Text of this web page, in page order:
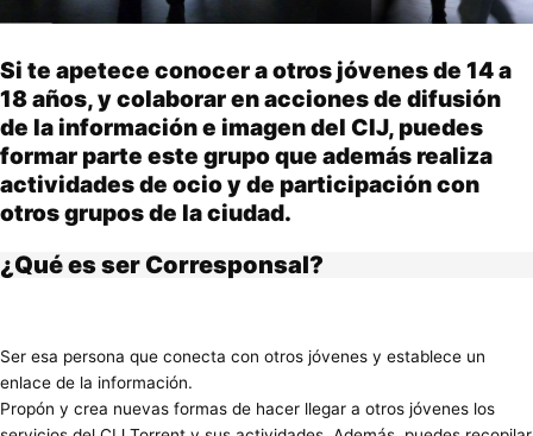
Si te apetece conocer a otros jóvenes de 14 a
18 años, y colaborar en acciones de difusión
de la información e imagen del CIJ, puedes
formar parte este grupo que además realiza
actividades de ocio y de participación con
otros grupos de la ciudad.
¿Qué es ser Corresponsal?
Ser esa persona que conecta con otros jóvenes y establece un
enlace de la información.
Propón y crea nuevas formas de hacer llegar a otros jóvenes los